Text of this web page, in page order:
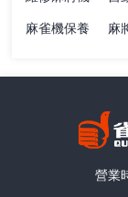
麻雀機保養 麻
營業